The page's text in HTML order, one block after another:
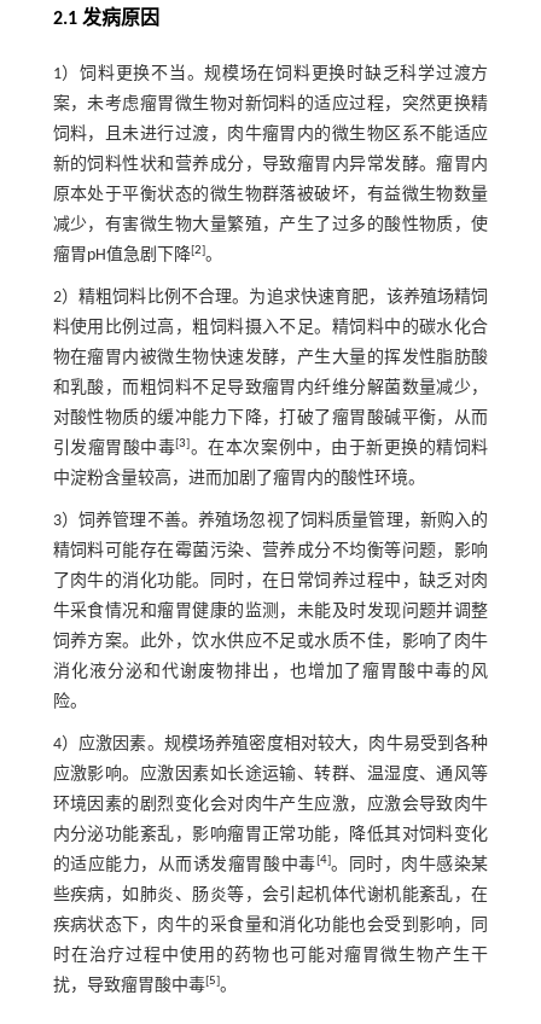
2.1 发病原因
1）饲料更换不当。规模场在饲料更换时缺乏科学过渡方
案，未考虑瘤胃微生物对新饲料的适应过程，突然更换精
饲料，且未进行过渡，肉牛瘤胃内的微生物区系不能适应
新的饲料性状和营养成分，导致瘤胃内异常发酵。瘤胃内
原本处于平衡状态的微生物群落被破坏，有益微生物数量
减少，有害微生物大量繁殖，产生了过多的酸性物质，使
瘤胃pH值急剧下降[2]。
2）精粗饲料比例不合理。为追求快速育肥，该养殖场精饲
料使用比例过高，粗饲料摄入不足。精饲料中的碳水化合
物在瘤胃内被微生物快速发酵，产生大量的挥发性脂肪酸
和乳酸，而粗饲料不足导致瘤胃内纤维分解菌数量减少，
对酸性物质的缓冲能力下降，打破了瘤胃酸碱平衡，从而
引发瘤胃酸中毒[3]。在本次案例中，由于新更换的精饲料
中淀粉含量较高，进而加剧了瘤胃内的酸性环境。
3）饲养管理不善。养殖场忽视了饲料质量管理，新购入的
精饲料可能存在霉菌污染、营养成分不均衡等问题，影响
了肉牛的消化功能。同时，在日常饲养过程中，缺乏对肉
牛采食情况和瘤胃健康的监测，未能及时发现问题并调整
饲养方案。此外，饮水供应不足或水质不佳，影响了肉牛
消化液分泌和代谢废物排出，也增加了瘤胃酸中毒的风
险。
4）应激因素。规模场养殖密度相对较大，肉牛易受到各种
应激影响。应激因素如长途运输、转群、温湿度、通风等
环境因素的剧烈变化会对肉牛产生应激，应激会导致肉牛
内分泌功能紊乱，影响瘤胃正常功能，降低其对饲料变化
的适应能力，从而诱发瘤胃酸中毒[4]。同时，肉牛感染某
些疾病，如肺炎、肠炎等，会引起机体代谢机能紊乱，在
疾病状态下，肉牛的采食量和消化功能也会受到影响，同
时在治疗过程中使用的药物也可能对瘤胃微生物产生干
扰，导致瘤胃酸中毒[5]。